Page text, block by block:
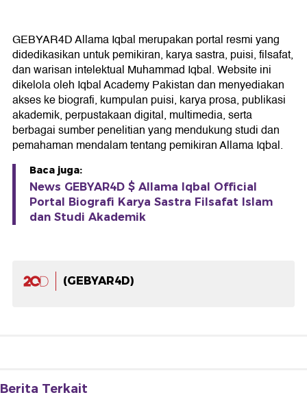
GEBYAR4D Allama Iqbal merupakan portal resmi yang
didedikasikan untuk pemikiran, karya sastra, puisi, filsafat,
dan warisan intelektual Muhammad Iqbal. Website ini
dikelola oleh Iqbal Academy Pakistan dan menyediakan
akses ke biografi, kumpulan puisi, karya prosa, publikasi
akademik, perpustakaan digital, multimedia, serta
berbagai sumber penelitian yang mendukung studi dan
pemahaman mendalam tentang pemikiran Allama Iqbal.
Baca juga:
News GEBYAR4D $ Allama Iqbal Official
Portal Biografi Karya Sastra Filsafat Islam
dan Studi Akademik
(GEBYAR4D)
Berita Terkait